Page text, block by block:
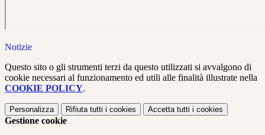
Notizie
Questo sito o gli strumenti terzi da questo utilizzati si avvalgono di
cookie necessari al funzionamento ed utili alle finalità illustrate nella
COOKIE POLICY.
Personalizza Rifiuta tutti i cookies Accetta tutti i cookies
Gestione cookie